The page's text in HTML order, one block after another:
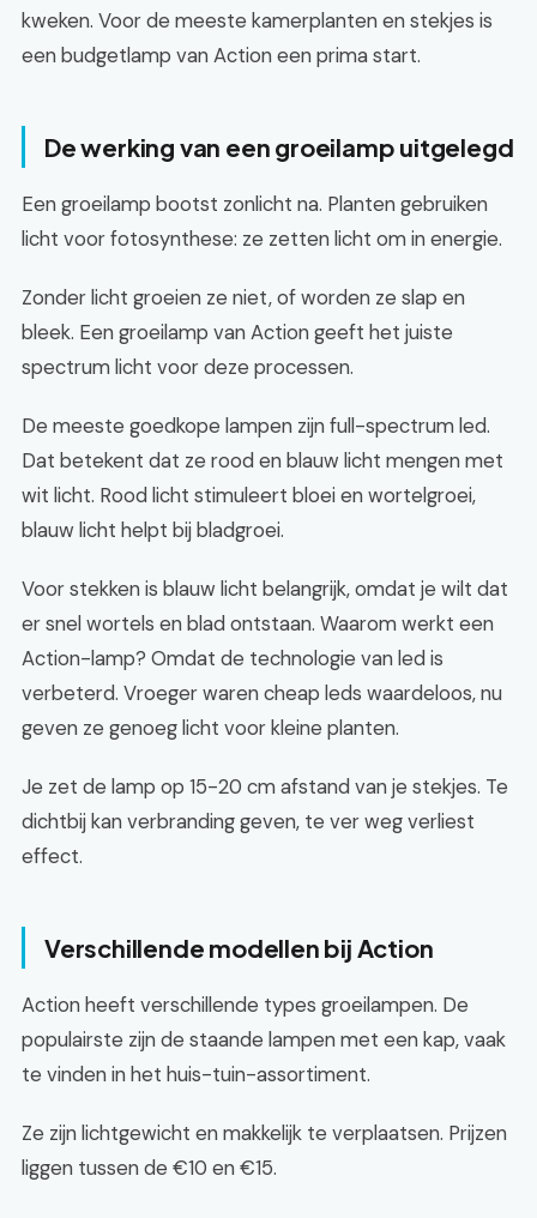
kweken. Voor de meeste kamerplanten en stekjes is
een budgetlamp van Action een prima start.
De werking van een groeilamp uitgelegd
Een groeilamp bootst zonlicht na. Planten gebruiken
licht voor fotosynthese: ze zetten licht om in energie.
Zonder licht groeien ze niet, of worden ze slap en
bleek. Een groeilamp van Action geeft het juiste
spectrum licht voor deze processen.
De meeste goedkope lampen zijn full-spectrum led.
Dat betekent dat ze rood en blauw licht mengen met
wit licht. Rood licht stimuleert bloei en wortelgroei,
blauw licht helpt bij bladgroei.
Voor stekken is blauw licht belangrijk, omdat je wilt dat
er snel wortels en blad ontstaan. Waarom werkt een
Action-lamp? Omdat de technologie van led is
verbeterd. Vroeger waren cheap leds waardeloos, nu
geven ze genoeg licht voor kleine planten.
Je zet de lamp op 15-20 cm afstand van je stekjes. Te
dichtbij kan verbranding geven, te ver weg verliest
effect.
Verschillende modellen bij Action
Action heeft verschillende types groeilampen. De
populairste zijn de staande lampen met een kap, vaak
te vinden in het huis-tuin-assortiment.
Ze zijn lichtgewicht en makkelijk te verplaatsen. Prijzen
liggen tussen de €10 en €15.